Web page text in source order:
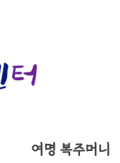
여명 복주머니